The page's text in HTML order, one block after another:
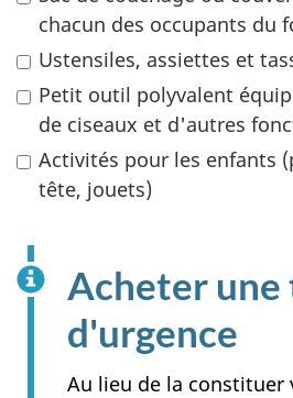
chacun des occupants du
Ustensiles, assiettes et
Petit outil polyvalent
de ciseaux et d'autres
Activités pour les enfants
tête, jouets)
Acheter une
d'urgence
Au lieu de la constituer